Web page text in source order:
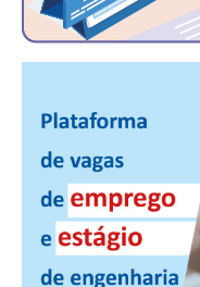
PUBLICIDADE
CONTATO
CADASTRO
ASSOCIE-SE